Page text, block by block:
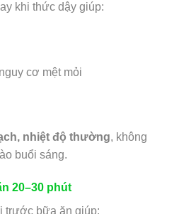
khi thức dậy giúp:
cơ mệt mỏi
nhiệt độ thường, không
buổi sáng.
20–30 phút
trước bữa ăn giúp: